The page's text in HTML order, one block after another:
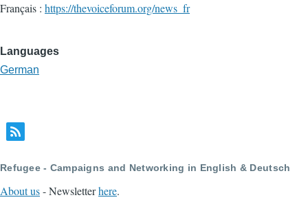
Français : https://thevoiceforum.org/news_fr
Languages
German
Refugee - Campaigns and Networking in English & Deutsch
About us- Newsletterhere.